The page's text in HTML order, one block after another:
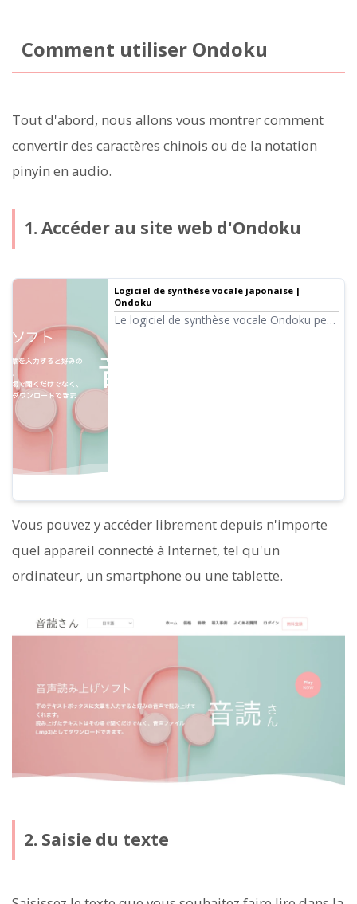
Comment utiliser Ondoku
Tout d'abord, nous allons vous montrer comment
convertir des caractères chinois ou de la notation
pinyin en audio.
1. Accéder au site web d'Ondoku
Logiciel de synthèse vocale japonaise |
Ondoku
Le logiciel de synthèse vocale Ondoku peut
Vous pouvez y accéder librement depuis n'importe
quel appareil connecté à Internet, tel qu'un
ordinateur, un smartphone ou une tablette.
2. Saisie du texte